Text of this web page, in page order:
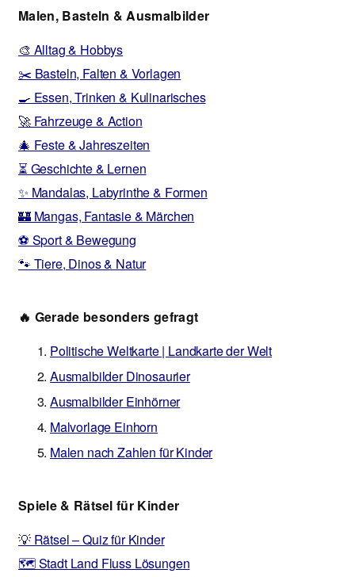
Malen, Basteln & Ausmalbilder
🎨 Alltag & Hobbys
✂️ Basteln, Falten & Vorlagen
🍳 Essen, Trinken & Kulinarisches
🚀 Fahrzeuge & Action
🎄 Feste & Jahreszeiten
⏳ Geschichte & Lernen
✨ Mandalas, Labyrinthe & Formen
🏰 Mangas, Fantasie & Märchen
⚽ Sport & Bewegung
🐾 Tiere, Dinos & Natur
🔥 Gerade besonders gefragt
Politische Weltkarte | Landkarte der Welt
Ausmalbilder Dinosaurier
Ausmalbilder Einhörner
Malvorlage Einhorn
Malen nach Zahlen für Kinder
Spiele & Rätsel für Kinder
💡 Rätsel – Quiz für Kinder
🗺️ Stadt Land Fluss Lösungen